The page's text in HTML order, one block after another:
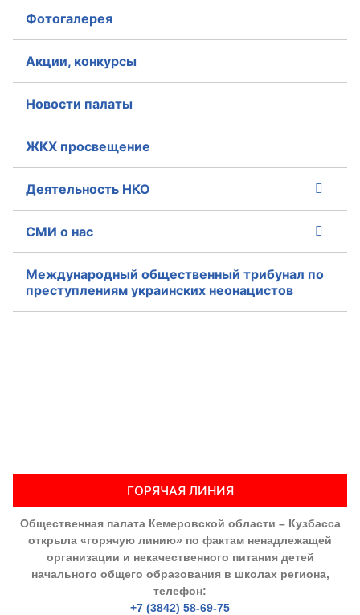
Доходы руководителя за 2024 г.
Фотогалерея
Акции, конкурсы
Новости палаты
ЖКХ просвещение
Деятельность НКО
СМИ о нас
Международный общественный трибунал по
преступлениям украинских неонацистов
ГОРЯЧАЯ ЛИНИЯ
Общественная палата Кемеровской области – Кузбасса
открыла «горячую линию» по фактам ненадлежащей
организации и некачественного питания детей
начального общего образования в школах региона,
телефон:
+7 (3842) 58-69-75